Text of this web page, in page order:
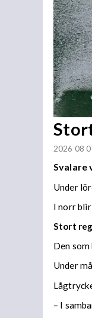
2026 08
Svalare
Under
I norr
Stort
Den
Under
– I